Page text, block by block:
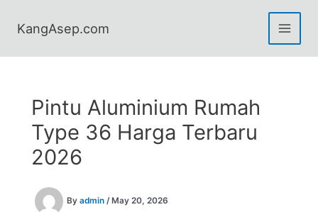
KangAsep.com
Pintu Aluminium Rumah
Type 36 Harga Terbaru
2026
By admin / May 20, 2026